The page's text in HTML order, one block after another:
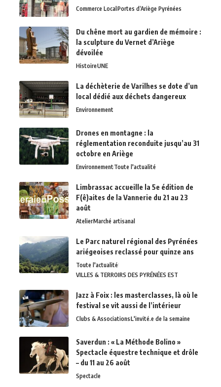
Commerce Local Portes d’Ariège Pyrénées
Du chêne mort au gardien de mémoire :
la sculpture du Vernet d’Ariège
dévoilée
HistoireUNE
La déchèterie de Varilhes se dote d’un
local dédié aux déchets dangereux
Environnement
Drones en montagne : la
réglementation reconduite jusqu’au 31
octobre en Ariège
EnvironnementToute l'actualité
Limbrassac accueille la 5e édition de
F(ê)aites de la Vannerie du 21 au 23
août
AtelierMarché artisanal
Le Parc naturel régional des Pyrénées
ariégeoises reclassé pour quinze ans
Toute l'actualité
VILLES & TERROIRS DES PYRÉNÉES EST
Jazz à Foix : les masterclasses, là où le
festival se vit aussi de l’intérieur
Clubs & AssociationsL'invité.e de la semaine
Saverdun : « La Méthode Bolino »
Spectacle équestre technique et drôle
– du 11 au 26 août
Spectacle